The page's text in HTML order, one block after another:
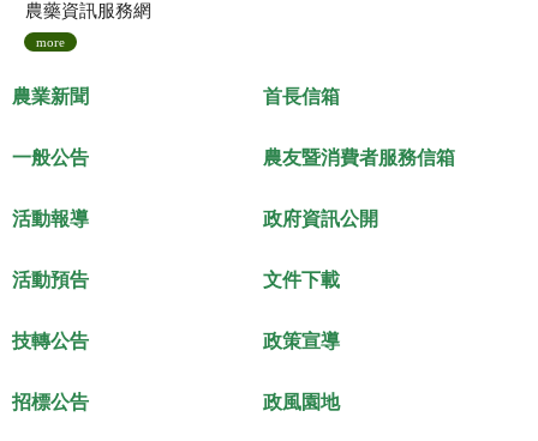
農藥資訊服務網
more
農業新聞
一般公告
活動報導
活動預告
技轉公告
招標公告
首長信箱
農友暨消費者服務信箱
政府資訊公開
文件下載
政策宣導
政風園地